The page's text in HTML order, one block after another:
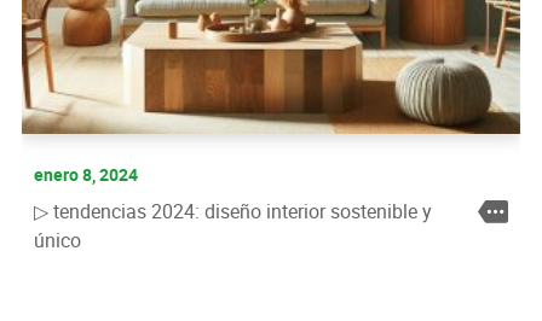
enero 8, 2024
▷ tendencias 2024: diseño interior sostenible y
único